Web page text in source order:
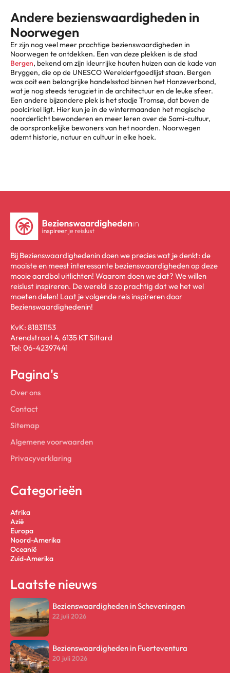
Andere bezienswaardigheden in
Noorwegen
Er zijn nog veel meer prachtige bezienswaardigheden in
Noorwegen te ontdekken. Een van deze plekken is de stad
Bergen, bekend om zijn kleurrijke houten huizen aan de kade van
Bryggen, die op de UNESCO Werelderfgoedlijst staan. Bergen
was ooit een belangrijke handelsstad binnen het Hanzeverbond,
wat je nog steeds terugziet in de architectuur en de leuke sfeer.
Een andere bijzondere plek is het stadje Tromsø, dat boven de
poolcirkel ligt. Hier kun je in de wintermaanden het magische
noorderlicht bewonderen en meer leren over de Sami-cultuur,
de oorspronkelijke bewoners van het noorden. Noorwegen
ademt historie, natuur en cultuur in elke hoek.
Bij Bezienswaardighedenin doen we precies wat je denkt: de
mooiste en meest interessante bezienswaardigheden op deze
mooie aardbol uitlichten! Waarom doen we dat? We willen
reislust inspireren. De wereld is zo prachtig dat we het wel
moeten delen! Laat je volgende reis inspireren door
Bezienswaardighedenin!
KvK: 81831153
Arendstraat 4, 6135 KT Sittard
Tel: 06-42397441
Pagina's
Over ons
Contact
Sitemap
Algemene voorwaarden
Privacyverklaring
Categorieën
Afrika
Azië
Europa
Noord-Amerika
Oceanië
Zuid-Amerika
Laatste nieuws
Bezienswaardigheden in Scheveningen
22 juli 2026
Bezienswaardigheden in Fuerteventura
20 juli 2026